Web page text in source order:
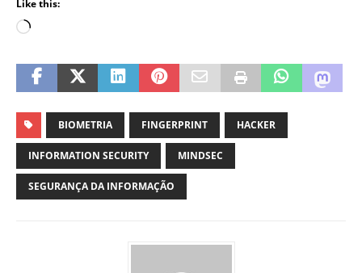
Like this:
BIOMETRIA FINGERPRINT HACKER
INFORMATION SECURITY MINDSEC
SEGURANÇA DA INFORMAÇÃO